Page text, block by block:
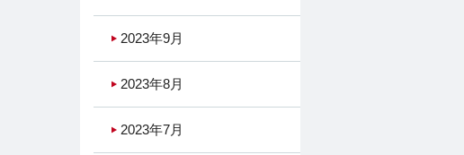
2023年9月
2023年8月
2023年7月